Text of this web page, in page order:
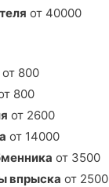
от 40000
от 800
800
от 2600
от 14000
от 3500
впрыска от 2500